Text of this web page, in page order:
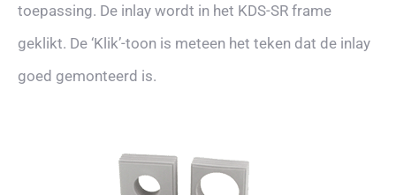
toepassing. De inlay wordt in het KDS-SR frame
geklikt. De ‘Klik’-toon is meteen het teken dat de inlay
goed gemonteerd is.